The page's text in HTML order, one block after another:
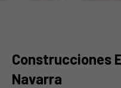
Construcciones
Navarra